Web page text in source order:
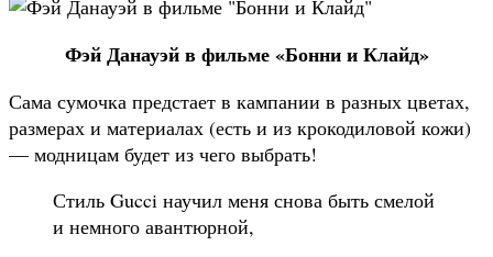
Фэй Данауэй в фильме «Бонни и Клайд»
Сама сумочка предстает в кампании в разных цветах,
размерах и материалах (есть и из крокодиловой кожи)
— модницам будет из чего выбрать!
Стиль Gucci научил меня снова быть смелой
и немного авантюрной,